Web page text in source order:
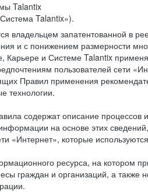
Talantix
Talantix»).
владельцем запатентованной в
и с понижением размерности
Карьере и Системе Talantix
пользователей сети
Правил применения
технологии.
содержат описание процессов
на основе этих
«Интернет», которые
ресурса, на котором
граждан и организаций, а